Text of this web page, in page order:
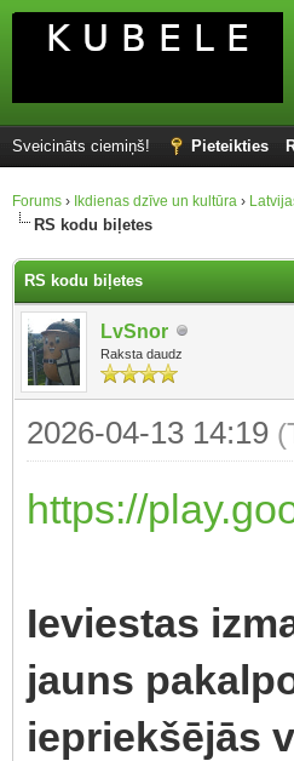
Sveicināts ciemiņš! Pieteikties
Forums › Ikdienas dzīve un kultūra ›
RS kodu biļetes
RS kodu biļetes
LvSnor
Raksta daudz
2026-04-13 14:19
https://
Ieviestas
jauns
iepriekšējās